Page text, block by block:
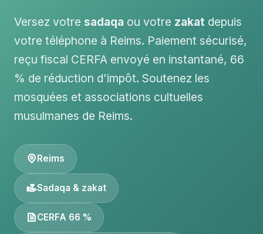
Versez votre sadaqa ou votre zakat depuis
votre téléphone à Reims. Paiement sécurisé,
reçu fiscal CERFA envoyé en instantané, 66
% de réduction d'impôt. Soutenez les
mosquées et associations cultuelles
musulmanes de Reims.
Reims
Sadaqa & zakat
CERFA 66 %